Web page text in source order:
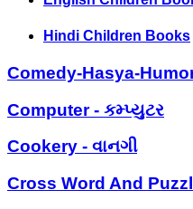
Hindi Children Books
Comedy-Hasya-
Computer - કમ્પ્યુટર
Cookery - વાનગી
Cross Word And